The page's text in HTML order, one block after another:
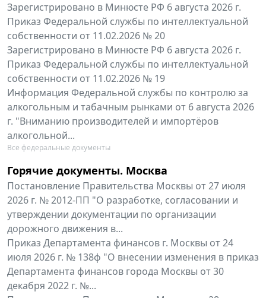
Зарегистрировано в Минюсте РФ 6 августа 2026 г.
Приказ Федеральной службы по интеллектуальной
собственности от 11.02.2026 № 20
Зарегистрировано в Минюсте РФ 6 августа 2026 г.
Приказ Федеральной службы по интеллектуальной
собственности от 11.02.2026 № 19
Информация Федеральной службы по контролю за
алкогольным и табачным рынками от 6 августа 2026
г. "Вниманию производителей и импортёров
алкогольной...
Все федеральные документы
Горячие документы. Москва
Постановление Правительства Москвы от 27 июля
2026 г. № 2012-ПП "О разработке, согласовании и
утверждении документации по организации
дорожного движения в...
Приказ Департамента финансов г. Москвы от 24
июля 2026 г. № 138ф "О внесении изменения в приказ
Департамента финансов города Москвы от 30
декабря 2022 г. №...